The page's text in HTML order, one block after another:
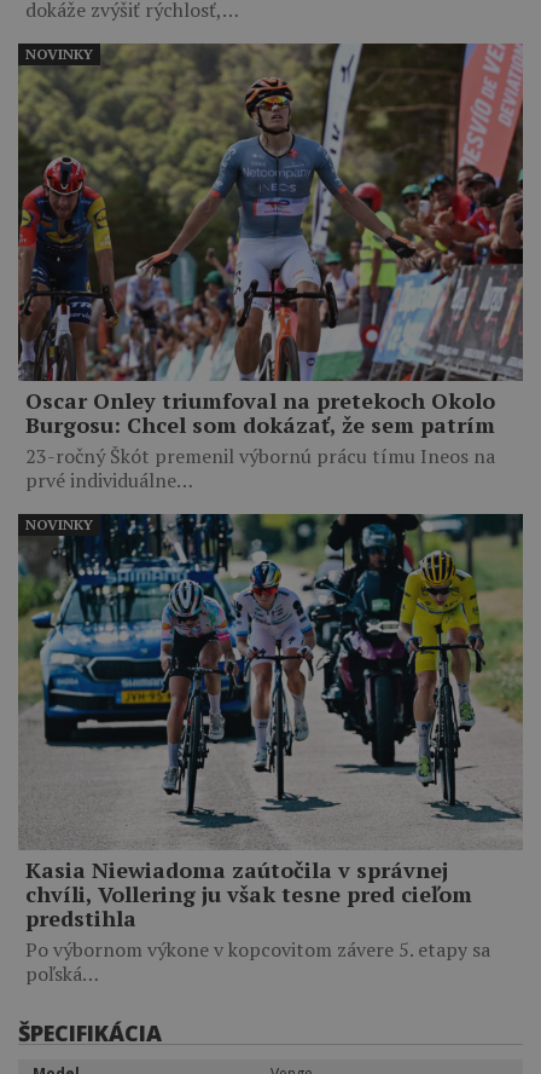
dokáže zvýšiť rýchlosť,…
Oscar Onley triumfoval na pretekoch Okolo
Burgosu: Chcel som dokázať, že sem patrím
23-ročný Škót premenil výbornú prácu tímu Ineos na
prvé individuálne…
NOVINKY
Kasia Niewiadoma zaútočila v správnej
chvíli, Vollering ju však tesne pred cieľom
predstihla
Po výbornom výkone v kopcovitom závere 5. etapy sa
poľská…
NOVINKY
ŠPECIFIKÁCIA